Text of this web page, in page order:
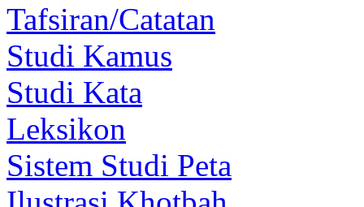
Tafsiran/Catatan
Studi Kamus
Studi Kata
Leksikon
Sistem Studi Peta